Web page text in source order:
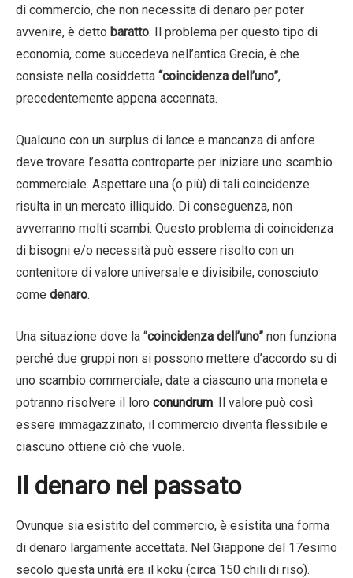
di commercio, che non necessita di denaro per poter
avvenire, è detto baratto. Il problema per questo tipo di
economia, come succedeva nell’antica Grecia, è che
consiste nella cosiddetta “coincidenza dell’uno”,
precedentemente appena accennata.
Qualcuno con un surplus di lance e mancanza di anfore
deve trovare l’esatta controparte per iniziare uno scambio
commerciale. Aspettare una (o più) di tali coincidenze
risulta in un mercato illiquido. Di conseguenza, non
avverranno molti scambi. Questo problema di coincidenza
di bisogni e/o necessità può essere risolto con un
contenitore di valore universale e divisibile, conosciuto
come denaro.
Una situazione dove la “coincidenza dell’uno” non funziona
perché due gruppi non si possono mettere d’accordo su di
uno scambio commerciale; date a ciascuno una moneta e
potranno risolvere il loro conundrum. Il valore può così
essere immagazzinato, il commercio diventa flessibile e
ciascuno ottiene ciò che vuole.
Il denaro nel passato
Ovunque sia esistito del commercio, è esistita una forma
di denaro largamente accettata. Nel Giappone del 17esimo
secolo questa unità era il koku (circa 150 chili di riso).